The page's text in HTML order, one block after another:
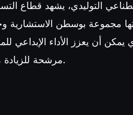
مجموعة بوسطن الاستشارية
مرشحة للزيادة مع تطور التكنولوجيا في المستقبل القريب.